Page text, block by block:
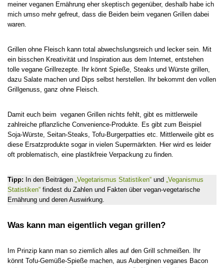
meiner veganen Ernährung eher skeptisch gegenüber, deshalb habe ich
mich umso mehr gefreut, dass die Beiden beim veganen Grillen dabei
waren.
Grillen ohne Fleisch kann total abwechslungsreich und lecker sein. Mit
ein bisschen Kreativität und Inspiration aus dem Internet, entstehen
tolle vegane Grillrezepte. Ihr könnt Spieße, Steaks und Würste grillen,
dazu Salate machen und Dips selbst herstellen. Ihr bekommt den vollen
Grillgenuss, ganz ohne Fleisch.
Damit euch beim veganen Grillen nichts fehlt, gibt es mittlerweile
zahlreiche pflanzliche Convenience-Produkte. Es gibt zum Beispiel
Soja-Würste, Seitan-Steaks, Tofu-Burgerpatties etc. Mittlerweile gibt es
diese Ersatzprodukte sogar in vielen Supermärkten. Hier wird es leider
oft problematisch, eine plastikfreie Verpackung zu finden.
Tipp: In den Beiträgen „Vegetarismus Statistiken“ und „Veganismus
Statistiken“ findest du Zahlen und Fakten über vegan-vegetarische
Ernährung und deren Auswirkung.
Was kann man eigentlich vegan grillen?
Im Prinzip kann man so ziemlich alles auf den Grill schmeißen. Ihr
könnt Tofu-Gemüße-Spieße machen, aus Auberginen veganes Bacon